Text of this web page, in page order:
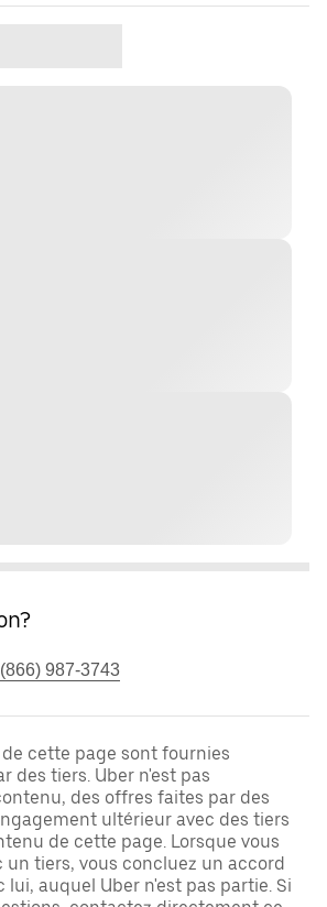
987-3743
cette page sont fournies
des tiers. Uber n'est pas
des offres faites par des
ultérieur avec des tiers
de cette page. Lorsque vous
un tiers, vous concluez un accord
auquel Uber n'est pas partie. Si